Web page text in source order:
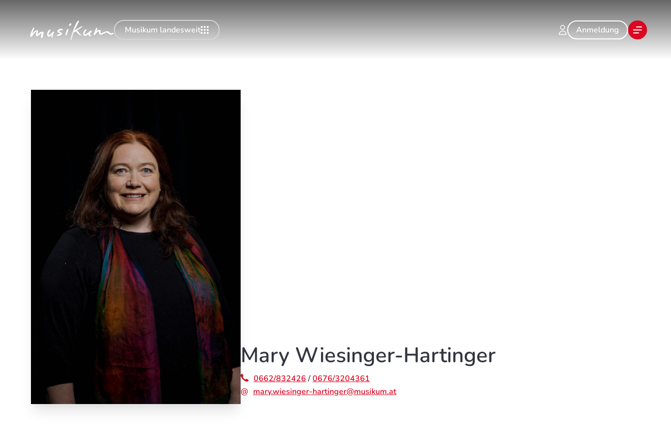
Musikum landesweit Anmeldung
Mary Wiesinger-Hartinger
0662/832426 /0676/3204361
mary.wiesinger-hartinger@musikum.at